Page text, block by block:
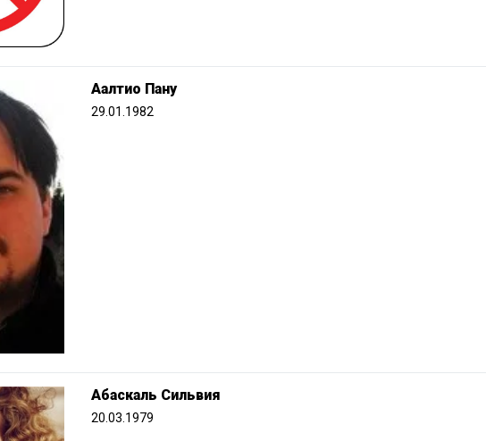
Аалтио Пану
29.01.1982
Абаскаль Сильвия
20.03.1979